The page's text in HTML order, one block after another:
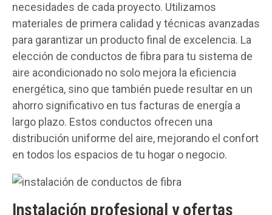
necesidades de cada proyecto. Utilizamos
materiales de primera calidad y técnicas avanzadas
para garantizar un producto final de excelencia. La
elección de conductos de fibra para tu sistema de
aire acondicionado no solo mejora la eficiencia
energética, sino que también puede resultar en un
ahorro significativo en tus facturas de energía a
largo plazo. Estos conductos ofrecen una
distribución uniforme del aire, mejorando el confort
en todos los espacios de tu hogar o negocio.
Instalación profesional y ofertas